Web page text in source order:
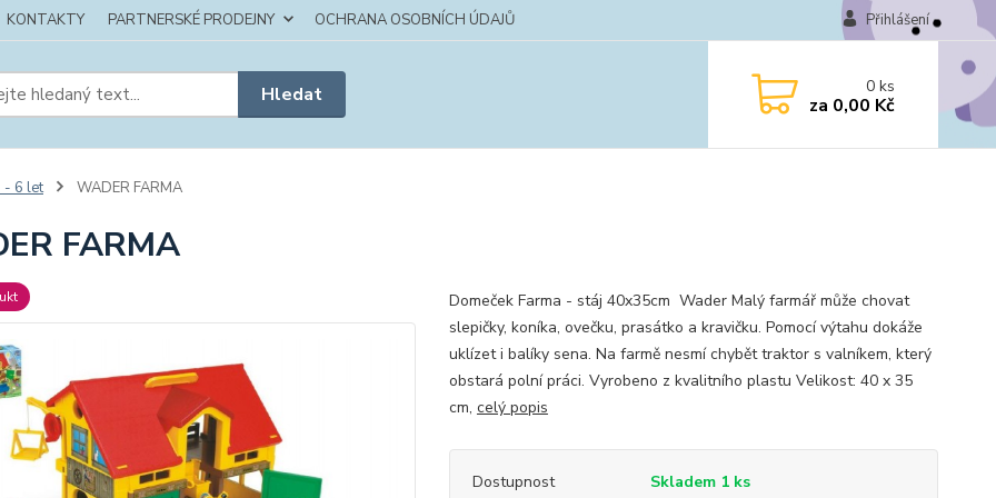
KONTAKTY PARTNERSKÉ PRODEJNY OCHRANA OSOBNÍCH ÚDAJŮ Přihlášení
Hledat 0ks
za 0,00 Kč
- 6 let WADER FARMA
FARMA
Domeček Farma - stáj 40x35cm Wader Malý farmář může chovat
slepičky, koníka, ovečku, prasátko a kravičku. Pomocí výtahu dokáže
uklízet i balíky sena. Na farmě nesmí chybět traktor s valníkem, který
obstará polní práci. Vyrobeno z kvalitního plastu Velikost: 40 x 35
cm, celý popis
Dostupnost Skladem 1 ks